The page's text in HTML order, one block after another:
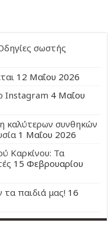
σωστής
12 Μαΐου 2026
Instagram 4 Μαΐου
καλύτερων συνθηκών
1 Μαΐου 2026
Καρκίνου: Τα
15 Φεβρουαρίου
παιδιά μας! 16